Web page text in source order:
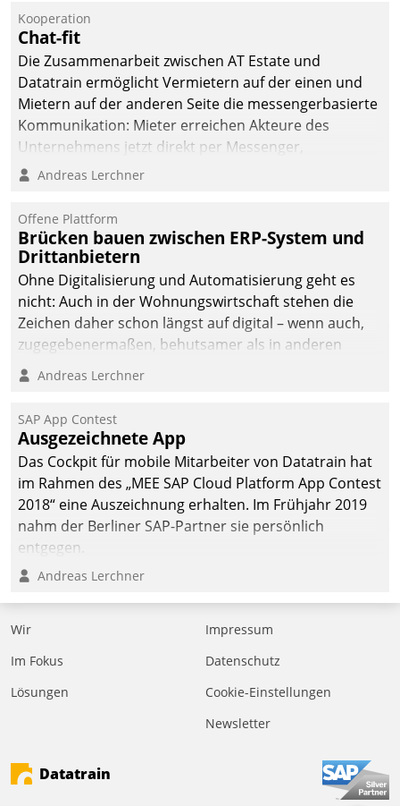
kommunale Wohnungsbauunternehmen daher
gemeinsam mit der Berliner Datatrain GmbH den
Teilprozess der Objektsanierung digitalisiert.
Kooperation
Chat-fit
Die Zusammenarbeit zwischen AT Estate und
Datatrain ermöglicht Vermietern auf der einen und
Mietern auf der anderen Seite die messengerbasierte
Kommunikation: Mieter erreichen Akteure des
Unternehmens jetzt direkt per Messenger,
Mitarbeiter oder Dienstleister empfangen oder
Andreas Lerchner
Offene Plattform
Brücken bauen zwischen ERP-System und
Drittanbietern
Ohne Digitalisierung und Automatisierung geht es
nicht: Auch in der Wohnungswirtschaft stehen die
Zeichen daher schon längst auf digital – wenn auch,
zugegebenermaßen, behutsamer als in anderen
Branchen.
Andreas Lerchner
SAP App Contest
Ausgezeichnete App
Das Cockpit für mobile Mitarbeiter von Datatrain hat
im Rahmen des „MEE SAP Cloud Platform App Contest
2018“ eine Auszeichnung erhalten. Im Frühjahr 2019
nahm der Berliner SAP-Partner sie persönlich
entgegen.
Andreas Lerchner
Wir
Im Fokus
Lösungen
Impressum
Datenschutz
Cookie-Einstellungen
Newsletter
Datatrain